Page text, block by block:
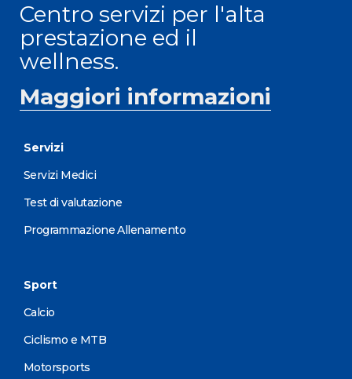
Centro servizi per l'alta
prestazione ed il
wellness.
Maggiori informazioni
Servizi
Servizi Medici
Test di valutazione
Programmazione Allenamento
Sport
Calcio
Ciclismo e MTB
Motorsports